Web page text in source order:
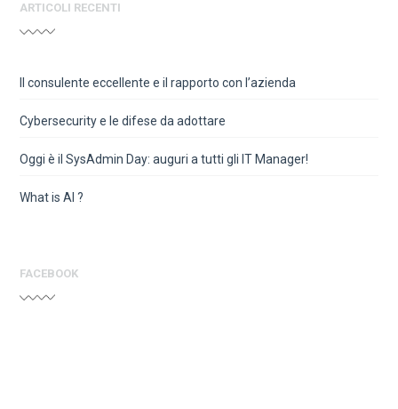
ARTICOLI RECENTI
Il consulente eccellente e il rapporto con l’azienda
Cybersecurity e le difese da adottare
Oggi è il SysAdmin Day: auguri a tutti gli IT Manager!
What is AI ?
FACEBOOK